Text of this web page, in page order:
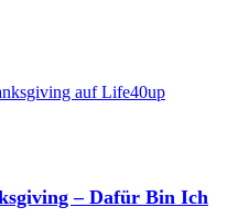
– Dafür Bin Ich